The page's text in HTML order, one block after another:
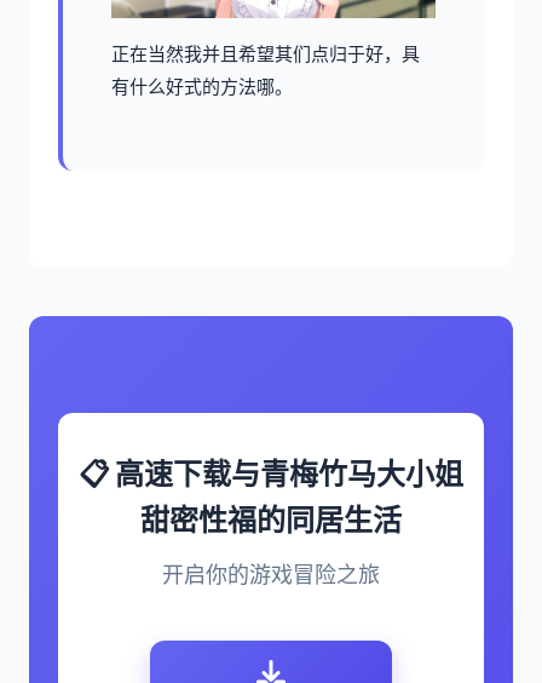
正在当然我并且希望其们点归于好，具
有什么好式的方法哪。
📋 高速下载与青梅竹马大小姐
甜密性福的同居生活
开启你的游戏冒险之旅